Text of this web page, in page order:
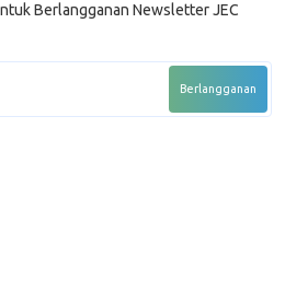
Berlangganan Newsletter JEC